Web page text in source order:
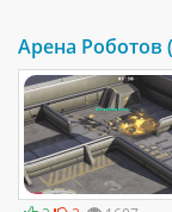
Арена Роботов